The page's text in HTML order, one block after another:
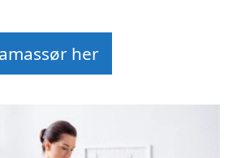
her